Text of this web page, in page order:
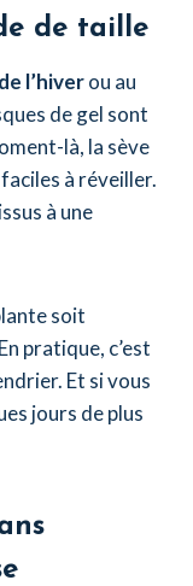
de taille
l’hiverou au
de gel sont
là, la sève
à réveiller.
à une
soit
pratique, c’est
Et si vous
jours de plus